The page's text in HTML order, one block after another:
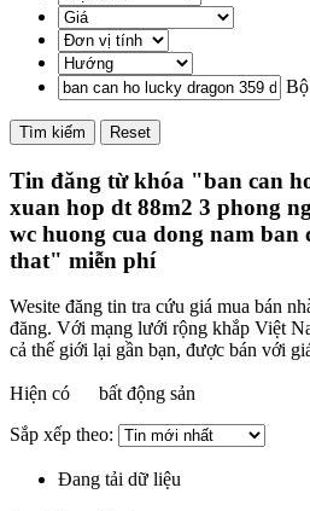
Tìm kiếm Reset
Tin đăng từ khóa "ban can
xuan hop dt 88m2 3 phong
wc huong cua dong nam
that" miễn phí
Wesite đăng tin tra cứu giá mua bán
đăng. Với mạng lưới rộng khắp Việt
cả thế giới lại gần bạn, được bán với
Hiện có
bất động sản
Sắp xếp theo:
Đang tải dữ liệu